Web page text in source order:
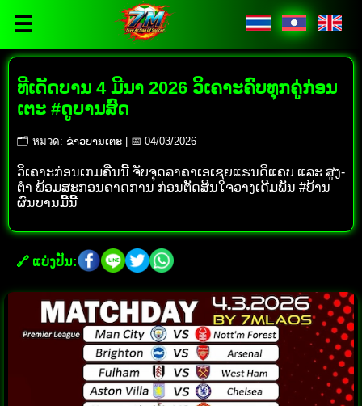
☰
ທີເດັດບານ 4 ມີນາ 2026 ວິເຄາະຄົບທຸກຄູ່ກ່ອນ
ເຕະ #ດູບານສົດ
🗂 หมวด: ຂ່າວບານເຕະ | 📅 04/03/2026
ວິເຄາະກ່ອນເກມຄືນນີ້ ຈັບຈຸດລາຄາເອເຊຍແຮນດິແຄບ ແລະ ສູງ-
ຕໍາ ພ້ອມສະກອນຄາດການ ກ່ອນຕັດສິນໃຈວາງເດີມພັນ #ບ້ານ
ຜົນບານມື້ນີ້
🔗 ແບ່ງປັນ: